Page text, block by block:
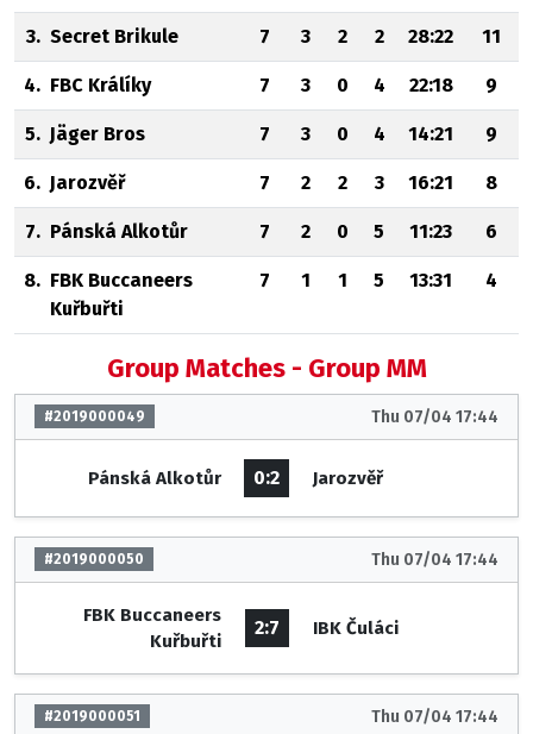
3. Secret Brikule 7 3 2 2 28:22 11
4. FBC Králíky 7 3 0 4 22:18 9
5. Jäger Bros 7 3 0 4 14:21 9
6. Jarozvěř 7 2 2 3 16:21 8
7. Pánská Alkotůr 7 2 0 5 11:23 6
8. FBK Buccaneers
Kuřbuřti
7 1 1 5 13:31 4
Group Matches - Group MM
#2019000049 Thu 07/04 17:44
Pánská Alkotůr 0:2 Jarozvěř
#2019000050 Thu 07/04 17:44
FBK Buccaneers
Kuřbuřti
2:7 IBK Čuláci
#2019000051 Thu 07/04 17:44